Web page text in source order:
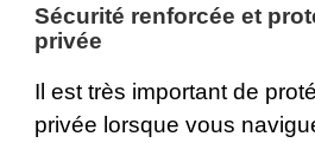
Sécurité renforcée et
privée
Il est très important de
privée lorsque vous